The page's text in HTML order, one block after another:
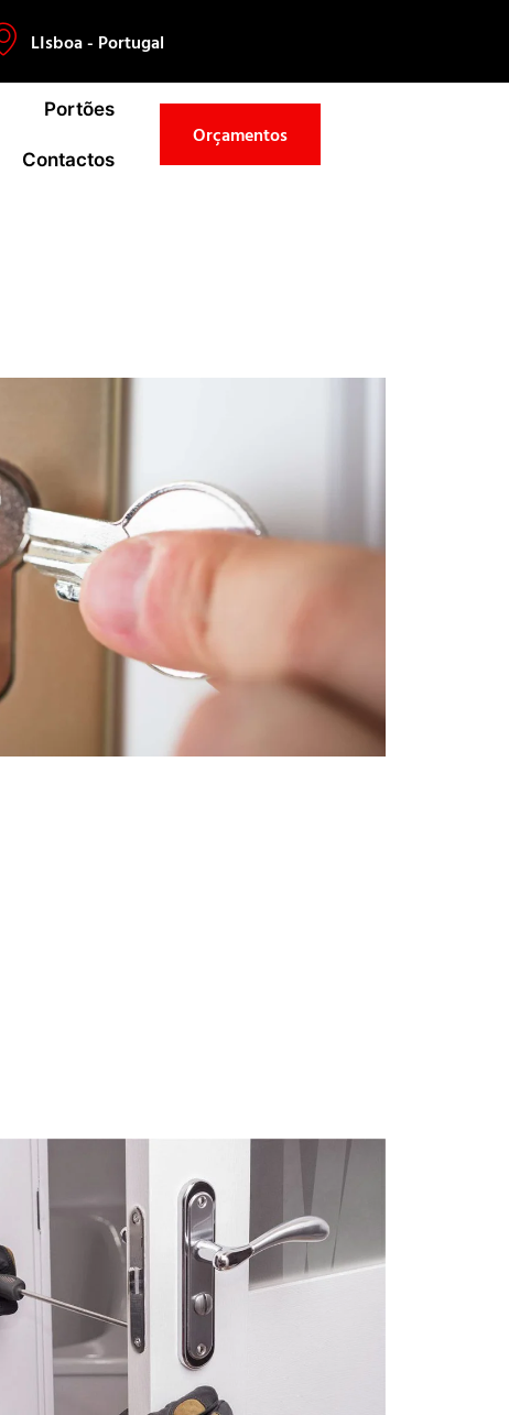
LIsboa - Portugal
Portões
Contactos
Orçamentos